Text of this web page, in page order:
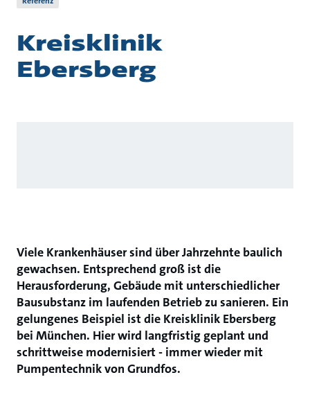
Kreisklinik
Ebersberg
Viele Krankenhäuser sind über Jahrzehnte baulich
gewachsen. Entsprechend groß ist die
Herausforderung, Gebäude mit unterschiedlicher
Bausubstanz im laufenden Betrieb zu sanieren. Ein
gelungenes Beispiel ist die Kreisklinik Ebersberg
bei München. Hier wird langfristig geplant und
schrittweise modernisiert - immer wieder mit
Pumpentechnik von Grundfos.